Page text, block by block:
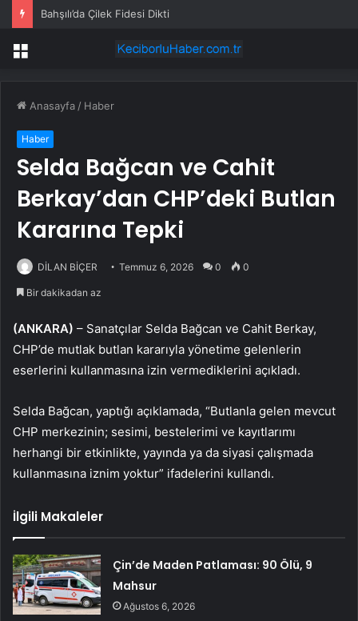
Bahşılı’da Çilek Fidesi Dikti
Menü
Anasayfa / Haber
Haber
Selda Bağcan ve Cahit
Berkay’dan CHP’deki Butlan
Kararına Tepki
DİLAN BİÇER Temmuz 6, 2026 0 0
Bir dakikadan az
(ANKARA) – Sanatçılar Selda Bağcan ve Cahit Berkay,
CHP’de mutlak butlan kararıyla yönetime gelenlerin
eserlerini kullanmasına izin vermediklerini açıkladı.
Selda Bağcan, yaptığı açıklamada, “Butlanla gelen mevcut
CHP merkezinin; sesimi, bestelerimi ve kayıtlarımı
herhangi bir etkinlikte, yayında ya da siyasi çalışmada
kullanmasına iznim yoktur” ifadelerini kullandı.
İlgili Makaleler
Çin’de Maden Patlaması: 90 Ölü, 9
Mahsur
Ağustos 6, 2026